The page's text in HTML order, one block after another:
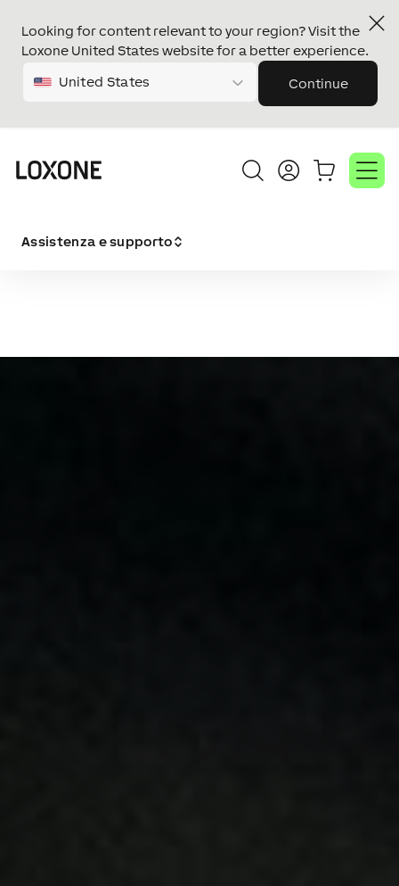
Looking for content relevant to your region? Visit the
Loxone United States website for a better experience.
United States Continue
Assistenza e supporto